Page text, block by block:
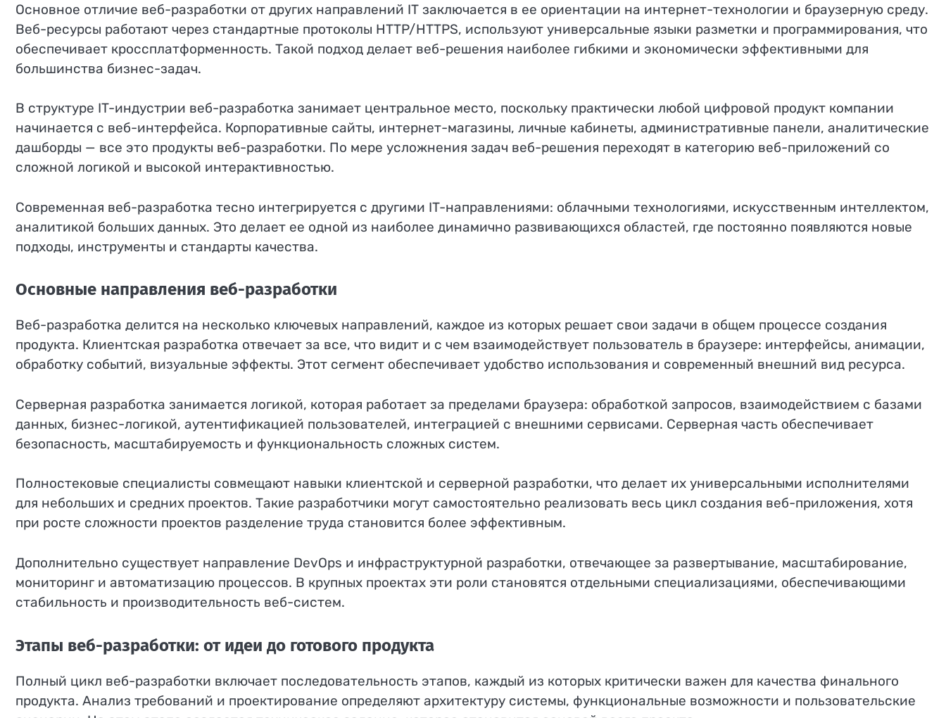
Основное отличие веб-разработки от других направлений IT заключается в ее ориентации на интернет-технологии и браузерную среду.
Веб-ресурсы работают через стандартные протоколы HTTP/HTTPS, используют универсальные языки разметки и программирования, что
обеспечивает кроссплатформенность. Такой подход делает веб-решения наиболее гибкими и экономически эффективными для
большинства бизнес-задач.
В структуре IT-индустрии веб-разработка занимает центральное место, поскольку практически любой цифровой продукт компании
начинается с веб-интерфейса. Корпоративные сайты, интернет-магазины, личные кабинеты, административные панели, аналитические
дашборды — все это продукты веб-разработки. По мере усложнения задач веб-решения переходят в категорию веб-приложений со
сложной логикой и высокой интерактивностью.
Современная веб-разработка тесно интегрируется с другими IT-направлениями: облачными технологиями, искусственным интеллектом,
аналитикой больших данных. Это делает ее одной из наиболее динамично развивающихся областей, где постоянно появляются новые
подходы, инструменты и стандарты качества.
Основные направления веб-разработки
Веб-разработка делится на несколько ключевых направлений, каждое из которых решает свои задачи в общем процессе создания
продукта. Клиентская разработка отвечает за все, что видит и с чем взаимодействует пользователь в браузере: интерфейсы, анимации,
обработку событий, визуальные эффекты. Этот сегмент обеспечивает удобство использования и современный внешний вид ресурса.
Серверная разработка занимается логикой, которая работает за пределами браузера: обработкой запросов, взаимодействием с базами
данных, бизнес-логикой, аутентификацией пользователей, интеграцией с внешними сервисами. Серверная часть обеспечивает
безопасность, масштабируемость и функциональность сложных систем.
Полностековые специалисты совмещают навыки клиентской и серверной разработки, что делает их универсальными исполнителями
для небольших и средних проектов. Такие разработчики могут самостоятельно реализовать весь цикл создания веб-приложения, хотя
при росте сложности проектов разделение труда становится более эффективным.
Дополнительно существует направление DevOps и инфраструктурной разработки, отвечающее за развертывание, масштабирование,
мониторинг и автоматизацию процессов. В крупных проектах эти роли становятся отдельными специализациями, обеспечивающими
стабильность и производительность веб-систем.
Этапы веб-разработки: от идеи до готового продукта
Полный цикл веб-разработки включает последовательность этапов, каждый из которых критически важен для качества финального
продукта. Анализ требований и проектирование определяют архитектуру системы, функциональные возможности и пользовательские